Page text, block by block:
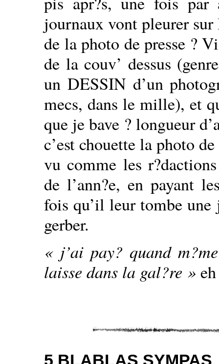
journaux vont pleurer
de la photo de presse ?
de la couv’ dessus
un DESSIN d’un
mecs, dans le mille), et
que je bave ? longueur
c’est chouette la photo
vu comme les
de l’ann?e, en payant
fois qu’il leur tombe une
gerber.
« j’ai pay? quand
laisse dans la gal?re »
5 BLABLAS SYMPAS